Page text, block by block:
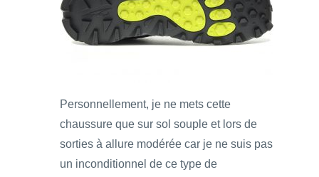
Personnellement, je ne mets cette
chaussure que sur sol souple et lors de
sorties à allure modérée car je ne suis pas
un inconditionnel de ce type de